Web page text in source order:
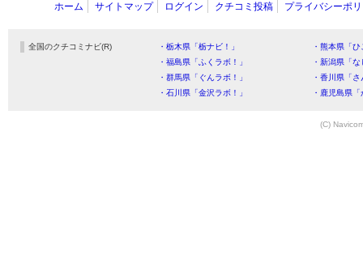
ホーム サイトマップ ログイン クチコミ投稿 プライバシーポ
全国のクチコミナビ(R) ・栃木県「栃ナビ！」
・熊本県「
・福島県「ふくラボ！」
・新潟県「
・群馬県「ぐんラボ！」
・香川県「
・石川県「金沢ラボ！」
・鹿児島県
(C)